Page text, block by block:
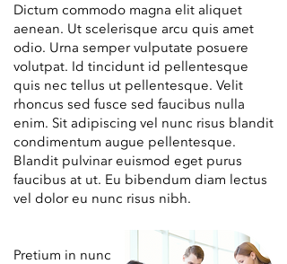
Dictum commodo magna elit aliquet
aenean. Ut scelerisque arcu quis amet
odio. Urna semper vulputate posuere
volutpat. Id tincidunt id pellentesque
quis nec tellus ut pellentesque. Velit
rhoncus sed fusce sed faucibus nulla
enim. Sit adipiscing vel nunc risus blandit
condimentum augue pellentesque.
Blandit pulvinar euismod eget purus
faucibus at ut. Eu bibendum diam lectus
vel dolor eu nunc risus nibh.
Pretium in nunc